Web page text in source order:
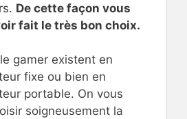
De cette façon vous
fait le très bon choix.
gamer existent en
fixe ou bien en
portable. On vous
soigneusement la